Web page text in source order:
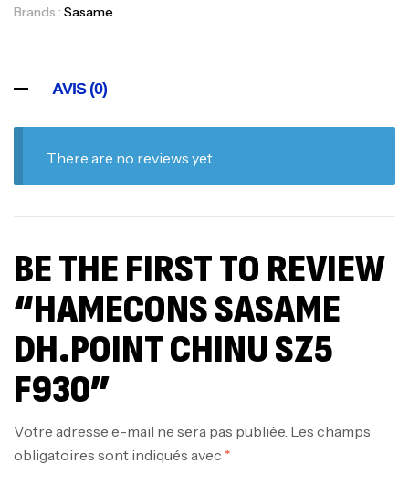
Brands : Sasame
AVIS (0)
There are no reviews yet.
BE THE FIRST TO REVIEW
“HAMECONS SASAME
DH.POINT CHINU SZ5
F930”
Votre adresse e-mail ne sera pas publiée. Les champs
obligatoires sont indiqués avec *